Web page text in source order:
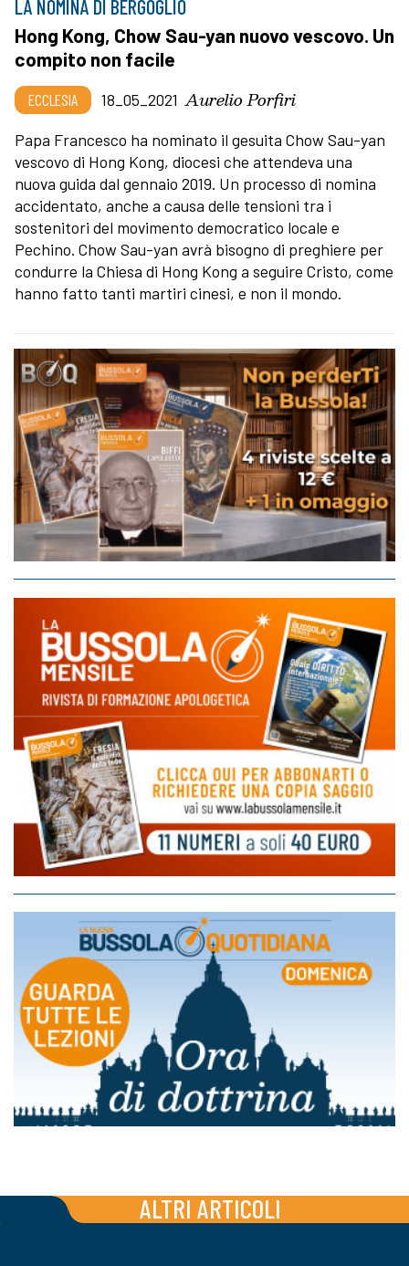
LA NOMINA DI BERGOGLIO
Hong Kong, Chow Sau-yan nuovo vescovo. Un
compito non facile
ECCLESIA 18_05_2021 Aurelio Porfiri
Papa Francesco ha nominato il gesuita Chow Sau-yan
vescovo di Hong Kong, diocesi che attendeva una
nuova guida dal gennaio 2019. Un processo di nomina
accidentato, anche a causa delle tensioni tra i
sostenitori del movimento democratico locale e
Pechino. Chow Sau-yan avrà bisogno di preghiere per
condurre la Chiesa di Hong Kong a seguire Cristo, come
hanno fatto tanti martiri cinesi, e non il mondo.
ALTRI ARTICOLI